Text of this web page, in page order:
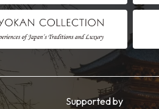
Supported by